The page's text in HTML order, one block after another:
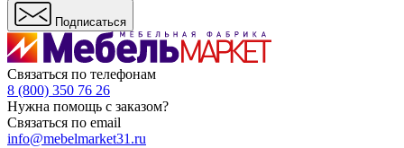
Подписаться
Связаться по телефонам
8 (800) 350 76 26
Нужна помощь с заказом?
Связаться по email
info@mebelmarket31.ru